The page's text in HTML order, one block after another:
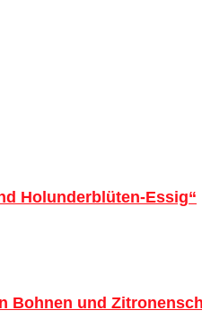
Holunderblüten-Essig“
Bohnen und